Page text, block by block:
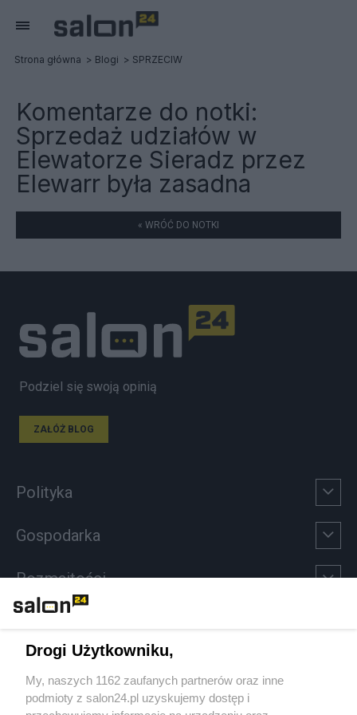
Strona główna Blogi SPRZECIW
Komentarze do notki:
Sprzedaż udziałów w
Elewatorze Sieradz przez
Elewarr była zasadna
« WRÓĆ DO NOTKI
Podziel się swoją opinią
ZAŁÓŻ BLOG
Polityka
Gospodarka
Rozmaitości
Sport
Społeczeństwo
Drogi Użytkowniku,
My, naszych 1162 zaufanych partnerów oraz inne
podmioty z salon24.pl uzyskujemy dostęp i